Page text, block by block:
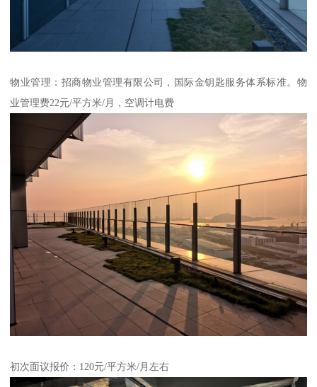
物业管理：招商物业管理有限公司，国际金钥匙服务体系标准。物
业管理费22元/平方米/月，空调计电费
初次面议报价：120元/平方米/月左右